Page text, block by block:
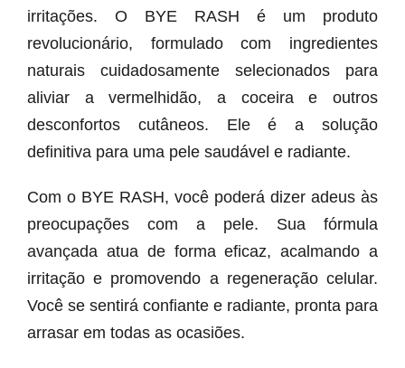
irritações. O BYE RASH é um produto
revolucionário, formulado com ingredientes
naturais cuidadosamente selecionados para
aliviar a vermelhidão, a coceira e outros
desconfortos cutâneos. Ele é a solução
definitiva para uma pele saudável e radiante.
Com o BYE RASH, você poderá dizer adeus às
preocupações com a pele. Sua fórmula
avançada atua de forma eficaz, acalmando a
irritação e promovendo a regeneração celular.
Você se sentirá confiante e radiante, pronta para
arrasar em todas as ocasiões.